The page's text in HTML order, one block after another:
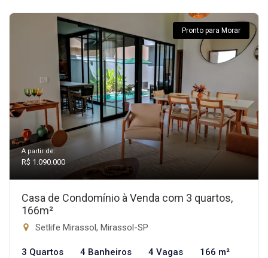
Pronto para Morar
A partir de:
R$ 1.090.000
Casa de Condomínio à Venda com 3 quartos,
166m²
Setlife Mirassol, Mirassol-SP
3 Quartos 4 Banheiros 4 Vagas 166 m²